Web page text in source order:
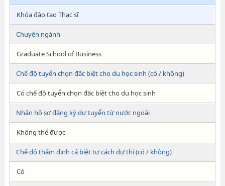
Khóa đào tạo Thạc sĩ
Chuyên ngành
Graduate School of Business
Chế độ tuyển chọn đăc biệt cho du học sinh (có / không)
Có chế độ tuyển chọn đăc biệt cho du học sinh
Nhận hồ sơ đăng ký dự tuyển từ nước ngoài
Không thể được
Chế độ thẩm định cá biệt tư cách dự thi (có / không)
Có